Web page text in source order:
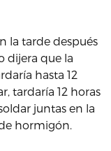
la tarde después
dijera que la
hasta 12
tardaría 12 horas
juntas en la
hormigón.